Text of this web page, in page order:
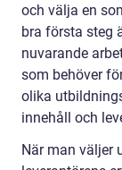
och välja en
bra första steg
nuvarande
som behöver
olika
innehåll och
När man väljer